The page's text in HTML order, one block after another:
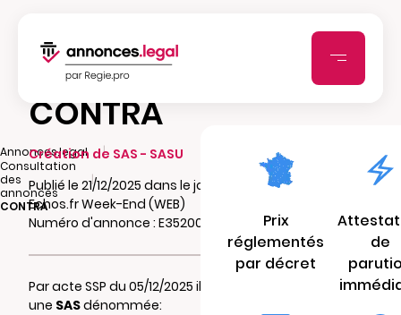
Annonces.legal
|
Consultation
des
annonces
|
CONTRA
CONTRA
Création de SAS - SASU
Publié le 21/12/2025 dans le journal Les
Echos.fr Week-End (WEB)
Numéro d'annonce : E352003562lx7
Par acte SSP du 05/12/2025 il a été constitué
une SASdénommée:
Prix
réglementés
par décret
de